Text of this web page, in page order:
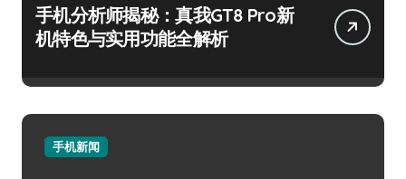
手机分析师揭秘：真我GT8 Pro新
机特色与实用功能全解析
手机新闻